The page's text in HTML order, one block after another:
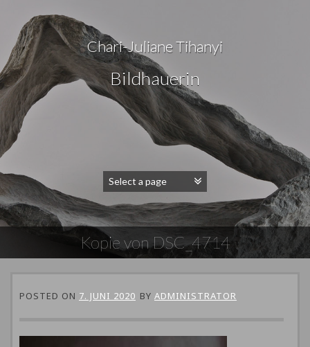
Chari-Juliane Tihanyi
Bildhauerin
Kopie von DSC_4714
POSTED ON 7. JUNI 2020 BY ADMINISTRATOR